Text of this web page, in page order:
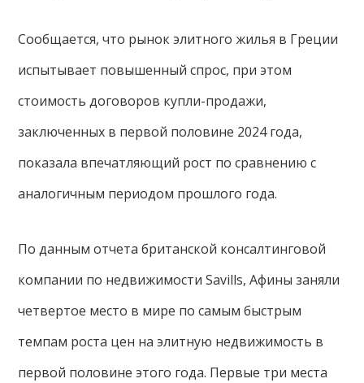
Сообщается, что рынок элитного жилья в Греции
испытывает повышенный спрос, при этом
стоимость договоров купли-продажи,
заключенных в первой половине 2024 года,
показала впечатляющий рост по сравнению с
аналогичным периодом прошлого года.
По данным отчета британской консалтинговой
компании по недвижимости Savills, Афины заняли
четвертое место в мире по самым быстрым
темпам роста цен на элитную недвижимость в
первой половине этого года. Первые три места